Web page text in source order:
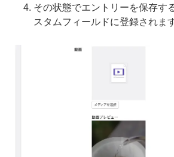
その状態でエントリーを保存す
スタムフィールドに登録されます